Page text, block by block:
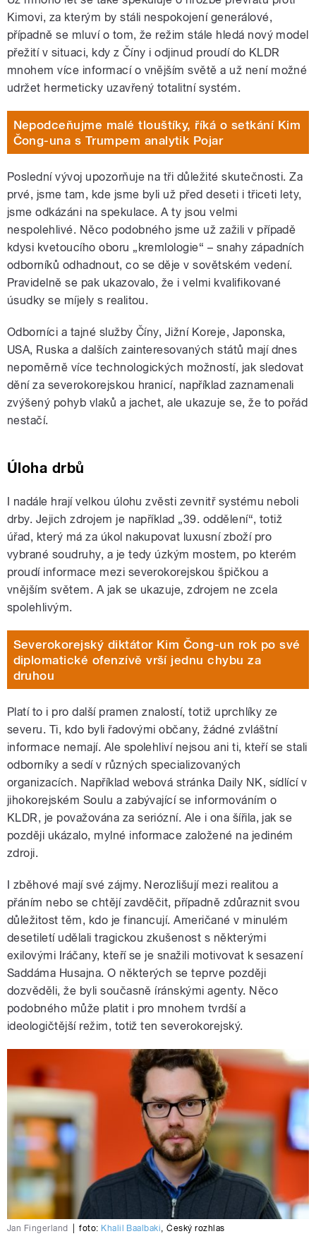
Kimovi, za kterým by stáli nespokojení generálové,
případně se mluví o tom, že režim stále hledá nový model
přežití v situaci, kdy z Číny i odjinud proudí do KLDR
mnohem více informací o vnějším světě a už není možné
udržet hermeticky uzavřený totalitní systém.
Nepodceňujme malé tlouštíky, říká o setkání Kim
Čong-una s Trumpem analytik Pojar
Poslední vývoj upozorňuje na tři důležité skutečnosti. Za
prvé, jsme tam, kde jsme byli už před deseti i třiceti lety,
jsme odkázáni na spekulace. A ty jsou velmi
nespolehlivé. Něco podobného jsme už zažili v případě
kdysi kvetoucího oboru „kremlologie“ – snahy západních
odborníků odhadnout, co se děje v sovětském vedení.
Pravidelně se pak ukazovalo, že i velmi kvalifikované
úsudky se míjely s realitou.
Odborníci a tajné služby Číny, Jižní Koreje, Japonska,
USA, Ruska a dalších zainteresovaných států mají dnes
nepoměrně více technologických možností, jak sledovat
dění za severokorejskou hranicí, například zaznamenali
zvýšený pohyb vlaků a jachet, ale ukazuje se, že to pořád
nestačí.
Úloha drbů
I nadále hrají velkou úlohu zvěsti zevnitř systému neboli
drby. Jejich zdrojem je například „39. oddělení“, totiž
úřad, který má za úkol nakupovat luxusní zboží pro
vybrané soudruhy, a je tedy úzkým mostem, po kterém
proudí informace mezi severokorejskou špičkou a
vnějším světem. A jak se ukazuje, zdrojem ne zcela
spolehlivým.
Severokorejský diktátor Kim Čong-un rok po své
diplomatické ofenzívě vrší jednu chybu za
druhou
Platí to i pro další pramen znalostí, totiž uprchlíky ze
severu. Ti, kdo byli řadovými občany, žádné zvláštní
informace nemají. Ale spolehliví nejsou ani ti, kteří se stali
odborníky a sedí v různých specializovaných
organizacích. Například webová stránka Daily NK, sídlící v
jihokorejském Soulu a zabývající se informováním o
KLDR, je považována za seriózní. Ale i ona šířila, jak se
později ukázalo, mylné informace založené na jediném
zdroji.
I zběhové mají své zájmy. Nerozlišují mezi realitou a
přáním nebo se chtějí zavděčit, případně zdůraznit svou
důležitost těm, kdo je financují. Američané v minulém
desetiletí udělali tragickou zkušenost s některými
exilovými Iráčany, kteří se je snažili motivovat k sesazení
Saddáma Husajna. O některých se teprve později
dozvěděli, že byli současně íránskými agenty. Něco
podobného může platit i pro mnohem tvrdší a
ideologičtější režim, totiž ten severokorejský.
Jan Fingerland foto: Khalil Baalbaki,Český rozhlas